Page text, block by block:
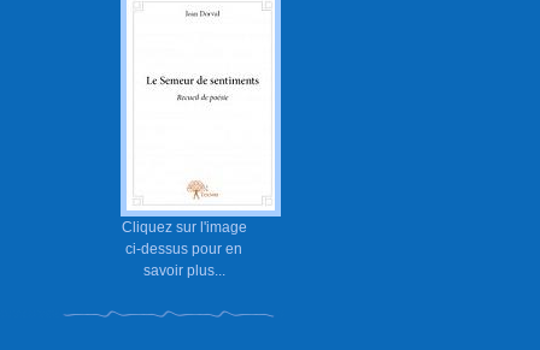
Cliquez sur l'image
ci-dessus pour en
savoir plus...